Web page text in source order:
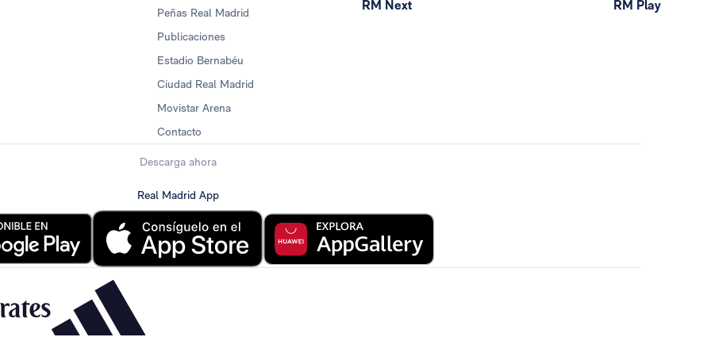
Peñas Real Madrid
Publicaciones
Estadio Bernabéu
Ciudad Real Madrid
Movistar Arena
Contacto
RM Next RM Play
Descarga ahora
Real Madrid App